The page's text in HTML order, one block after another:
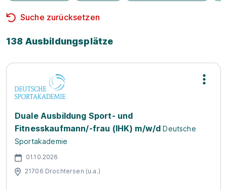
Suche zurücksetzen
138 Ausbildungsplätze
Duale Ausbildung Sport- und
Fitnesskaufmann/-frau (IHK) m/w/d Deutsche
Sportakademie
01.10.2026
21706 Drochtersen (u.a.)